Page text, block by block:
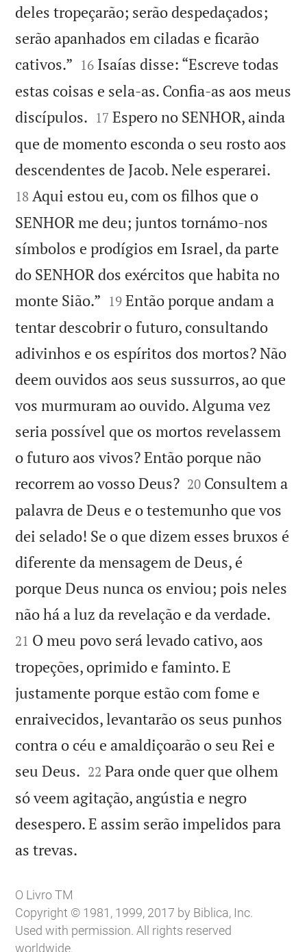
deles tropeçarão; serão despedaçados;
serão apanhados em ciladas e ficarão
cativos.” 

16 Isaías disse: “Escreve todas
estas coisas e sela-as. Confia-as aos meus
discípulos. 

17 Espero no SENHOR, ainda
que de momento esconda o seu rosto aos
descendentes de Jacob. Nele esperarei.
18 Aqui estou eu, com os filhos que o
SENHOR me deu; juntos tornámo-nos
símbolos e prodígios em Israel, da parte
do SENHOR dos exércitos que habita no
monte Sião.” 

19 Então porque andam a
tentar descobrir o futuro, consultando
adivinhos e os espíritos dos mortos? Não
deem ouvidos aos seus sussurros, ao que
vos murmuram ao ouvido. Alguma vez
seria possível que os mortos revelassem
o futuro aos vivos? Então porque não
recorrem ao vosso Deus?
20 Consultem a
palavra de Deus e o testemunho que vos
dei selado! Se o que dizem esses bruxos é
diferente da mensagem de Deus, é
porque Deus nunca os enviou; pois neles
não há a luz da revelação e da verdade.
21 O meu povo será levado cativo, aos
tropeções, oprimido e faminto. E
justamente porque estão com fome e
enraivecidos, levantarão os seus punhos
contra o céu e amaldiçoarão o seu Rei e
seu Deus. 

22 Para onde quer que olhem
só veem agitação, angústia e negro
desespero. E assim serão impelidos para
as trevas.
O Livro TM
Copyright © 1981, 1999, 2017 by Biblica, Inc.
Used with permission. All rights reserved
worldwide.